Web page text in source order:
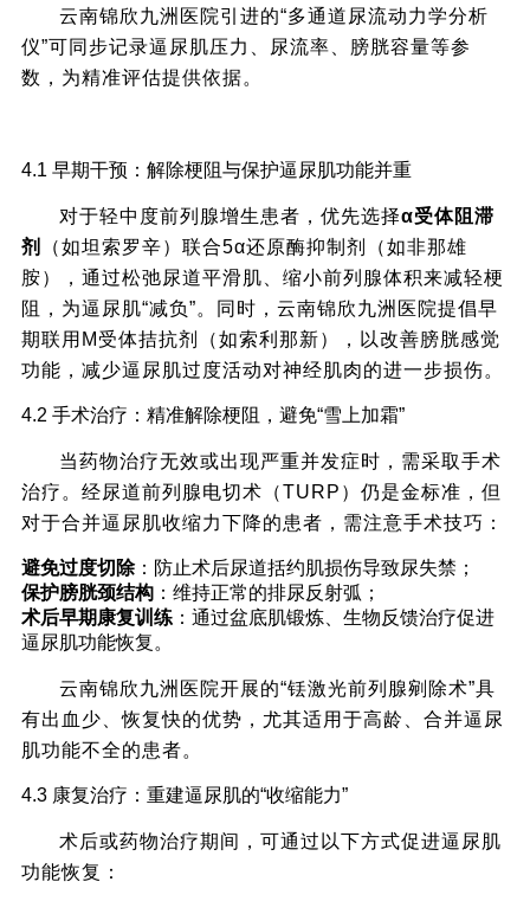
云南锦欣九洲医院引进的“多通道尿流动力学分析
仪”可同步记录逼尿肌压力、尿流率、膀胱容量等参
数，为精准评估提供依据。
略
4.1 早期干预：解除梗阻与保护逼尿肌功能并重
对于轻中度前列腺增生患者，优先选择α受体阻滞
剂
（如坦索罗辛）联合5α还原酶抑制剂（如非那雄
胺），通过松弛尿道平滑肌、缩小前列腺体积来减轻梗
阻，为逼尿肌“减负”。同时，云南锦欣九洲医院提倡早
期联用M受体拮抗剂（如索利那新），以改善膀胱感觉
功能，减少逼尿肌过度活动对神经肌肉的进一步损伤。
4.2 手术治疗：精准解除梗阻，避免“雪上加霜”
当药物治疗无效或出现严重并发症时，需采取手术
治疗。经尿道前列腺电切术（TURP）仍是金标准，但
对于合并逼尿肌收缩力下降的患者，需注意手术技巧：
避免过度切除：防止术后尿道括约肌损伤导致尿失禁；
保护膀胱颈结构：维持正常的排尿反射弧；
术后早期康复训练：通过盆底肌锻炼、生物反馈治疗促进
逼尿肌功能恢复。
云南锦欣九洲医院开展的“铥激光前列腺剜除术”具
有出血少、恢复快的优势，尤其适用于高龄、合并逼尿
肌功能不全的患者。
4.3 康复治疗：重建逼尿肌的“收缩能力”
术后或药物治疗期间，可通过以下方式促进逼尿肌
功能恢复：